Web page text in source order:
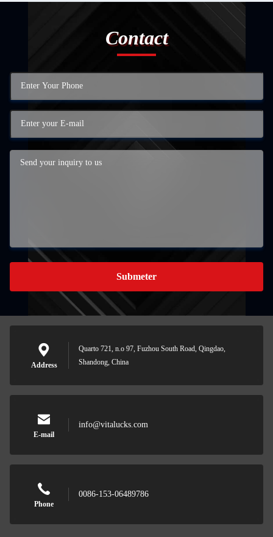
Contact
Submeter
Address
Quarto 721, n.o 97, Fuzhou South Road, Qingdao,
Shandong, China
E-mail
info@vitalucks.com
Phone
0086-153-06489786